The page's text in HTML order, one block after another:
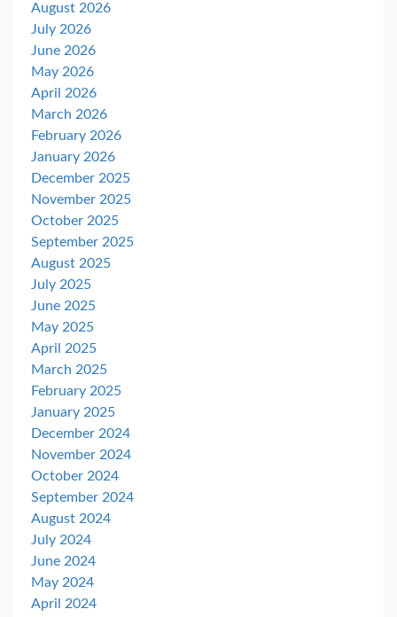
August 2026
July 2026
June 2026
May 2026
April 2026
March 2026
February 2026
January 2026
December 2025
November 2025
October 2025
September 2025
August 2025
July 2025
June 2025
May 2025
April 2025
March 2025
February 2025
January 2025
December 2024
November 2024
October 2024
September 2024
August 2024
July 2024
June 2024
May 2024
April 2024